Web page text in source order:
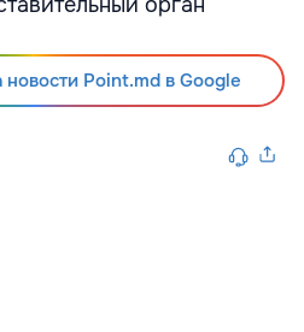
Point.md в Google